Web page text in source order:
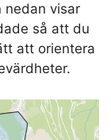
nedan visar
så att du
att orientera